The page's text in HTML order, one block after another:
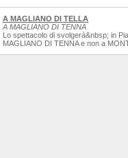
A MAGLIANO DI TELLA
A MAGLIANO DI TENNA
Lo spettacolo di svolgerà&nbsp; in
MAGLIANO DI TENNA e non a